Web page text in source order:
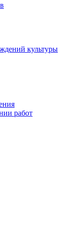
культуры
работ